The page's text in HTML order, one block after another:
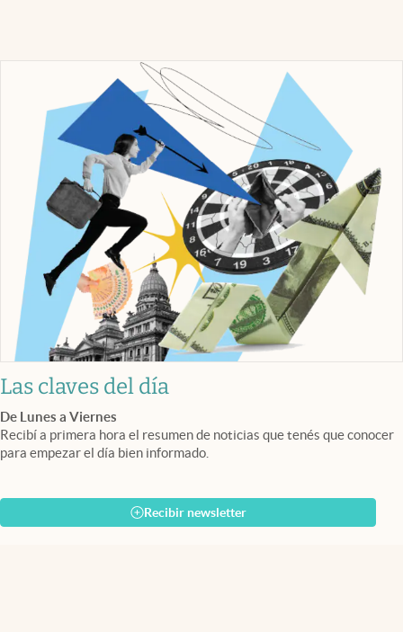
Las claves del día
De Lunes a Viernes
Recibí a primera hora el resumen de noticias que tenés que conocer
para empezar el día bien informado.
Recibir newsletter